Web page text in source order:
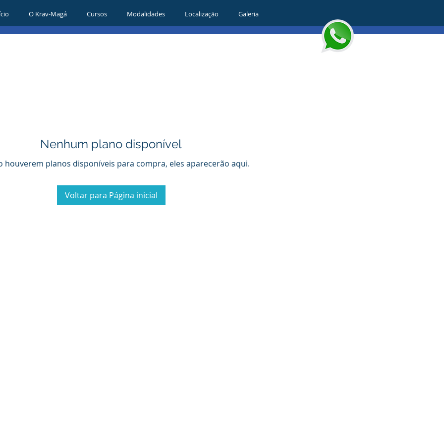
O Krav-Magá Cursos Modalidades Localização Galeria
Nenhum plano disponível
houverem planos disponíveis para compra, eles aparecerão aqui.
Voltar para Página inicial